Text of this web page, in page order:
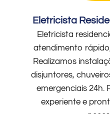
Eletricista
Eletricista
atendimento
Realizamos
disjuntores,
emergenciais 24h.
experiente e